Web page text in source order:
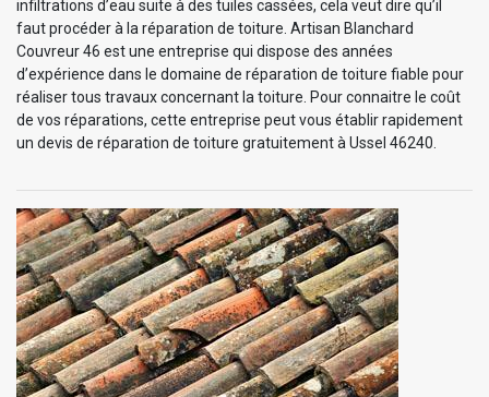
infiltrations d’eau suite à des tuiles cassées, cela veut dire qu’il
faut procéder à la réparation de toiture. Artisan Blanchard
Couvreur 46 est une entreprise qui dispose des années
d’expérience dans le domaine de réparation de toiture fiable pour
réaliser tous travaux concernant la toiture. Pour connaitre le coût
de vos réparations, cette entreprise peut vous établir rapidement
un devis de réparation de toiture gratuitement à Ussel 46240.